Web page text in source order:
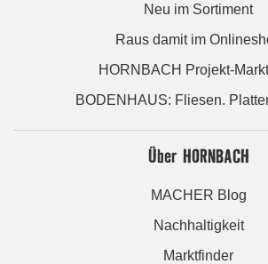
Neu im Sortiment
Raus damit im
HORNBACH Projekt-
BODENHAUS: Fliesen.
Über HORNBACH
MACHER Blog
Nachhaltigkeit
Marktfinder